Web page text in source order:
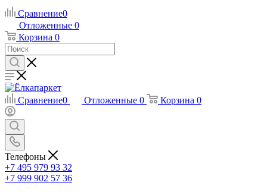
Сравнение0
Отложенные 0
Корзина 0
Сравнение0 Отложенные 0 Корзина 0
Телефоны
+7 495 979 93 32
+7 999 902 57 36